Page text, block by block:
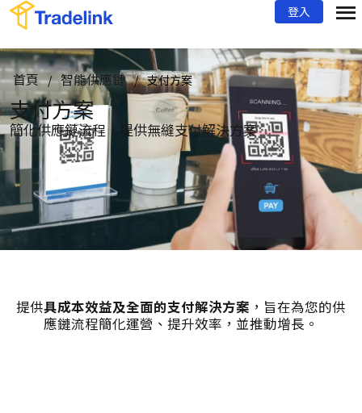
登入
首頁 / 智能供應鏈 / 支付方案
支付方案
簡化供應鏈流程，提供無縫支付解決方案
提供具成本效益及全面的支付解決方案 ， 旨在為您的供
應鏈流程簡化運營、提升效率，並推動增長。